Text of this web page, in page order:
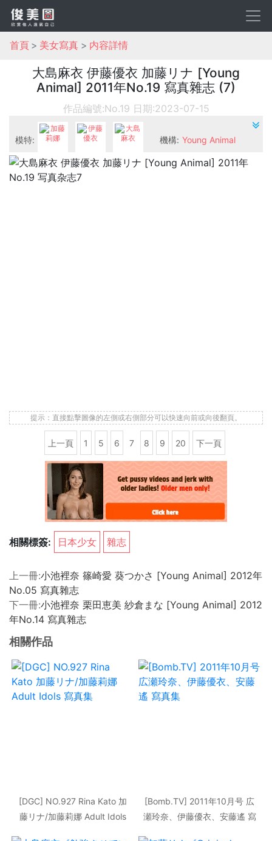
首頁 美女寫真 内容詳情
大島麻衣 伊藤優衣 加藤リナ [Young
Animal] 2011年No.19 寫真雜志 (7)
作品編號:No.19 日期:2023-07-15
模特:
加藤莉娜 伊藤優衣 大島麻衣
機構: Young Animal
提示：直接點擊圖像的左側或右側部分可以快速向前或向後翻頁。
上一頁 1 5 6 7 8 9 20 下一頁
相關標簽: 日本少女 雜志
上一冊:小池裡奈 篠崎愛 葵つかさ [Young Animal] 2012年
No.05 寫真雜志
下一冊:小池裡奈 栗田恵美 紗倉まな [Young Animal] 2012
年No.14 寫真雜志
相關作品
[DGC] NO.927 Rina Kato 加
藤リナ/加藤莉娜 Adult Idols
[Bomb.TV] 2011年10月号 広
瀬玲奈、伊藤優衣、安藤遙 寫